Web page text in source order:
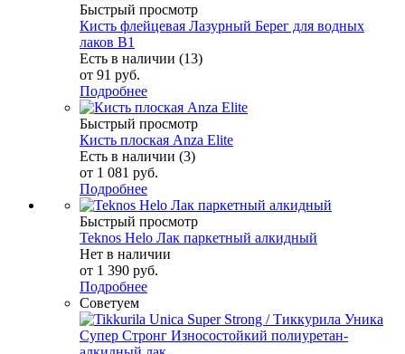
Быстрый просмотр
Кисть флейцевая Лазурный Берег для водных
лаков В1
Есть в наличии (13)
от 91 руб.
Подробнее
Быстрый просмотр
Кисть плоская Anza Elite
Есть в наличии (3)
от 1 081 руб.
Подробнее
Быстрый просмотр
Teknos Helo Лак паркетный алкидный
Нет в наличии
от 1 390 руб.
Подробнее
Советуем